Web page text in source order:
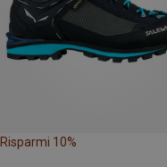
Risparmi 10%